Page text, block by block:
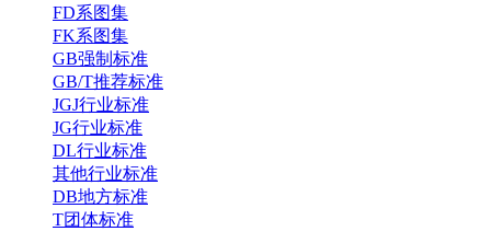
FD系图集
FK系图集
GB强制标准
GB/T推荐标准
JGJ行业标准
JG行业标准
DL行业标准
其他行业标准
DB地方标准
T团体标准